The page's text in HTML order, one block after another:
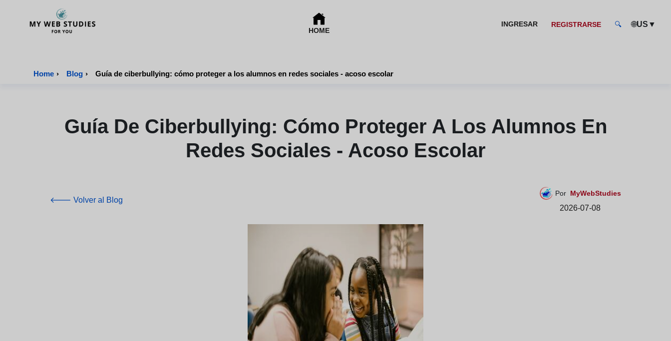
HOME
INGRESAR REGISTRARSE 🔍 🌐US ▼
Home › Blog › Guía de ciberbullying: cómo proteger a los alumnos en redes sociales - acoso escolar
Guía De Ciberbullying: Cómo Proteger A Los Alumnos En
Redes Sociales - Acoso Escolar
🡐 Volver al Blog
Por MyWebStudies
2026-07-08